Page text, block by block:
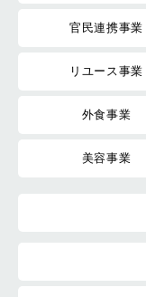
官民連携事業
リユース事業
外食事業
美容事業